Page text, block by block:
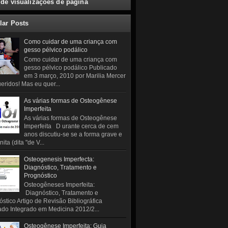
visualizações de página
Posts
Como cuidar de uma criança com
gesso pélvico podálico
Como cuidar de uma criança com
gesso pélvico podálico Publicado
em 3 março, 2010 por Marilia Mercer
Mas eu quer...
As várias formas de Osteogênese
Imperfeita
As várias formas de Osteogênese
Imperfeita D urante cerca de cem
anos discutiu-se se a forma grave e
(dita "de V...
Osteogenesis Imperfecta:
Diagnóstico, Tratamento e
Prognóstico
Osteogêneses Imperfeita:
Diagnóstico, Tratamento e
Artigo de Revisão Bibliográfica
Integrado em Medicina 2012/2...
Osteogênese Imperfeita: Guia